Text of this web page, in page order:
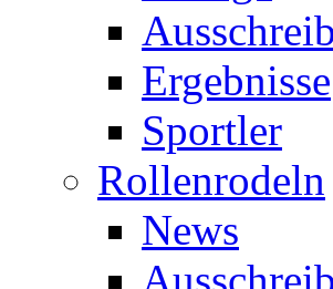
Ergebnisse
Sportler
Rollenrodeln
News